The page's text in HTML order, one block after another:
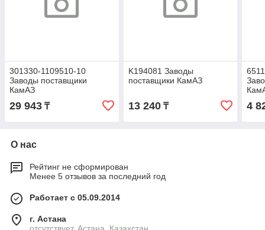
301330-1109510-10
Заводы поставщики
КамАЗ
29 943 ₸
K194081 Заводы
поставщики КамАЗ
13 240₸ 4
О нас
Рейтинг не сформирован
Менее 5 отзывов за последний год
Работает с 05.09.2014
г. Астана
отсутствует, Астана, Казахстан